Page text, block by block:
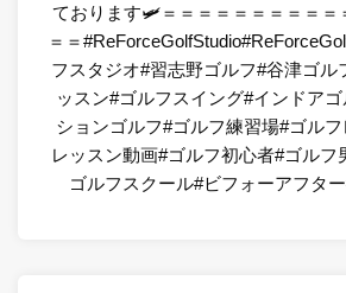
ております🛩＝＝＝＝＝＝＝＝＝＝
＝＝
フスタジオ#習志野ゴルフ#谷津ゴル
ッスン#ゴルフスイング#インドア
ションゴルフ#ゴルフ練習場#ゴル
レッスン動画#ゴルフ初心者#ゴルフ
ゴルフスクール#ビフォーアフタ